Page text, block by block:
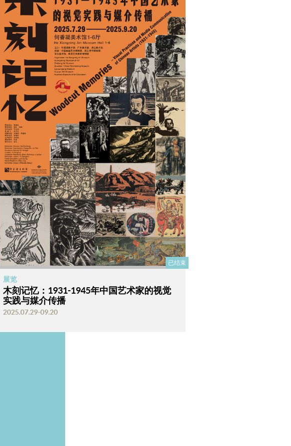
已结束
展览
木刻记忆：1931-1945年中国艺术家的视觉
实践与媒介传播
2025.07.29-09.20